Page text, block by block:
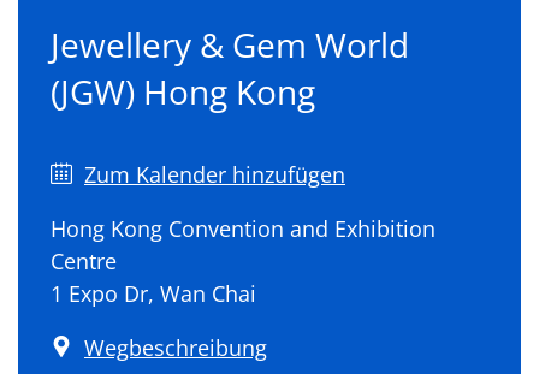
Jewellery & Gem World
(JGW) Hong Kong
Zum Kalender hinzufügen
Hong Kong Convention and Exhibition
Centre
1 Expo Dr, Wan Chai
Wegbeschreibung